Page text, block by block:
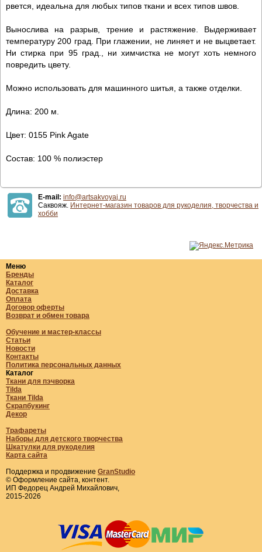
рвется, идеальна для любых типов ткани и всех типов швов.
Вынослива на разрыв, трение и растяжение. Выдерживает
температуру 200 град. При глажении, не линяет и не выцветает.
Ни стирка при 95 град., ни химчистка не могут хоть немного
повредить цвету.
Можно использовать для машинного шитья, а также отделки.
Длина: 200 м.
Цвет: 0155 Pink Agate
Состав: 100 % полиэстер
E-mail: info@artsakvoyaj.ru
Саквояж. Интернет-магазин товаров для рукоделия, творчества и
хобби
Меню
Бренды
Каталог
Доставка
Оплата
Договор оферты
Возврат и обмен товара
Обучение и мастер-классы
Статьи
Новости
Контакты
Политика персональных данных
Каталог
Ткани для пэчворка
Tilda
Ткани Tilda
Скрапбукинг
Декор
Трафареты
Наборы для детского творчества
Шкатулки для рукоделия
Карта сайта
Поддержка и продвижение GranStudio
© Оформление сайта, контент.
ИП Федорец Андрей Михайлович,
2015-2026